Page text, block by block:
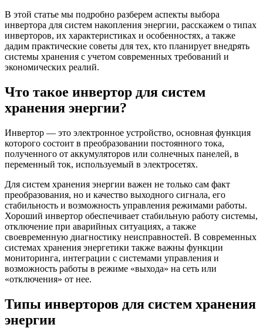
В этой статье мы подробно разберем аспекты выбора
инвертора для систем накопления энергии, расскажем о типах
инверторов, их характеристиках и особенностях, а также
дадим практические советы для тех, кто планирует внедрять
системы хранения с учетом современных требований и
экономических реалий.
Что такое инвертор для систем
хранения энергии?
Инвертор — это электронное устройство, основная функция
которого состоит в преобразовании постоянного тока,
полученного от аккумуляторов или солнечных панелей, в
переменный ток, используемый в электросетях.
Для систем хранения энергии важен не только сам факт
преобразования, но и качество выходного сигнала, его
стабильность и возможность управления режимами работы.
Хороший инвертор обеспечивает стабильную работу системы,
отключение при аварийных ситуациях, а также
своевременную диагностику неисправностей. В современных
системах хранения энергетики также важны функции
мониторинга, интеграции с системами управления и
возможность работы в режиме «выхода» на сеть или
«отключения» от нее.
Типы инверторов для систем хранения
энергии